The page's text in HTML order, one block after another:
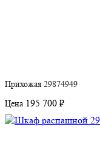
Прихожая 29874949
Цена 195 700 ₽